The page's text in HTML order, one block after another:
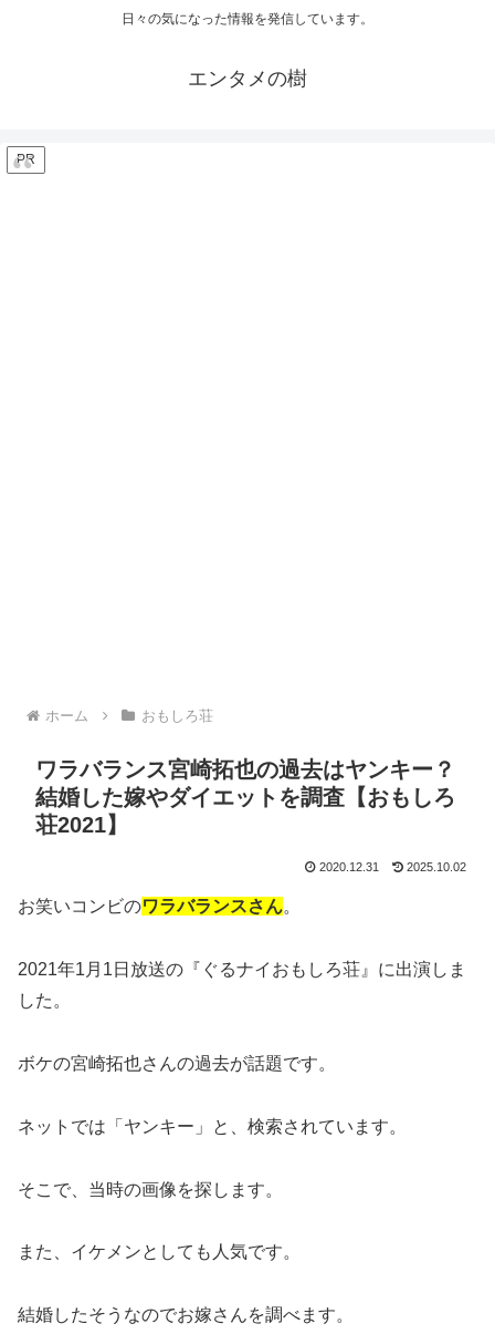
日々の気になった情報を発信しています。
エンタメの樹
PR
ホーム おもしろ荘
ワラバランス宮崎拓也の過去はヤンキー？
結婚した嫁やダイエットを調査【おもしろ
荘2021】
2020.12.31 2025.10.02
お笑いコンビのワラバランスさん。
2021年1月1日放送の『ぐるナイおもしろ荘』に出演しま
した。
ボケの宮崎拓也さんの過去が話題です。
ネットでは「ヤンキー」と、検索されています。
そこで、当時の画像を探します。
また、イケメンとしても人気です。
結婚したそうなのでお嫁さんを調べます。